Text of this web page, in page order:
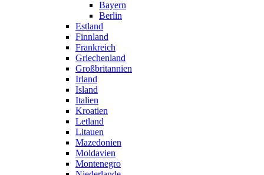
Bayern
Berlin
Estland
Finnland
Frankreich
Griechenland
Großbritannien
Irland
Island
Italien
Kroatien
Letland
Litauen
Mazedonien
Moldavien
Montenegro